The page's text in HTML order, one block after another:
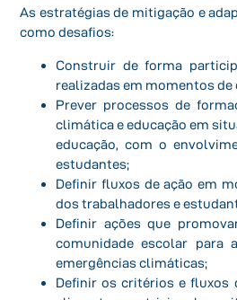
As estratégias de mitigação e
como desafios:
Construir de forma
realizadas em momentos
Prever processos de
climática e educação em
educação, com o
estudantes;
Definir fluxos de ação em
dos trabalhadores e
Definir ações que
comunidade escolar para
emergências climáticas;
Definir os critérios e fluxos